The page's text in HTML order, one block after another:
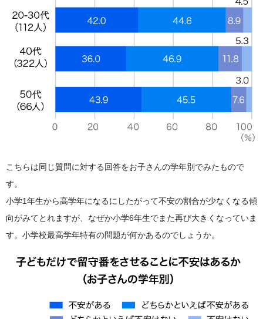
こちらは同じ質問に対する回答をお子さんの学年別でみたもので
す。
小学1年生から高学年になるにしたがって不安の割合が少なくなる傾
向がみてとれますが、なぜか小学6年生でまた再び大きくなっていま
す。小学校最高学年特有の問題が何かあるのでしょうか。